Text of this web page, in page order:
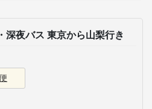
深夜バス 東京から山梨行き